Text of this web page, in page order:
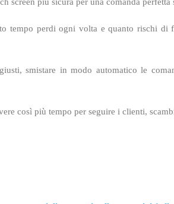
tempo perdi ogni volta e quanto rischi
smistare in modo automatico le
così più tempo per seguire i clienti,